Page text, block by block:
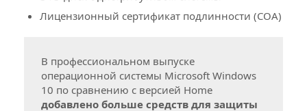
Добавьте Microsoft Windows 10 Professional
необходимое количество
Заполните предложенную форму в
оформлении заказа
Лицензионный сертификат подлинности (COA)
В профессиональном выпуске
операционной системы Microsoft Windows
10 по сравнению с версией Home
добавлено больше средств для защиты